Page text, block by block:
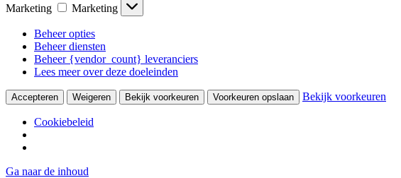
Marketing
Marketing
Beheer opties
Beheer diensten
Beheer {vendor_count} leveranciers
Lees meer over deze doeleinden
Accepteren Weigeren Bekijk voorkeuren Voorkeuren opslaan Bekijk voorkeuren
Cookiebeleid
Ga naar de inhoud